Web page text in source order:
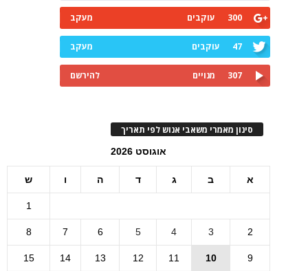
300 עוקבים מעקב
47 עוקבים מעקב
307 מנויים להירשם
סינון מאמרי משאבי אנוש לפי תאריך
אוגוסט 2026
א ב ג ד ה ו ש
1
2
3
4
5
6
7
8
9
10
11
12
13
14
15